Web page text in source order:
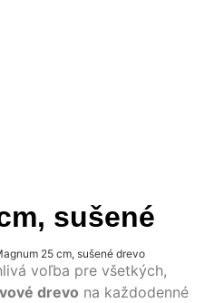
sušené
25 cm, sušené drevo
voľba pre všetkých,
drevo na každodenné